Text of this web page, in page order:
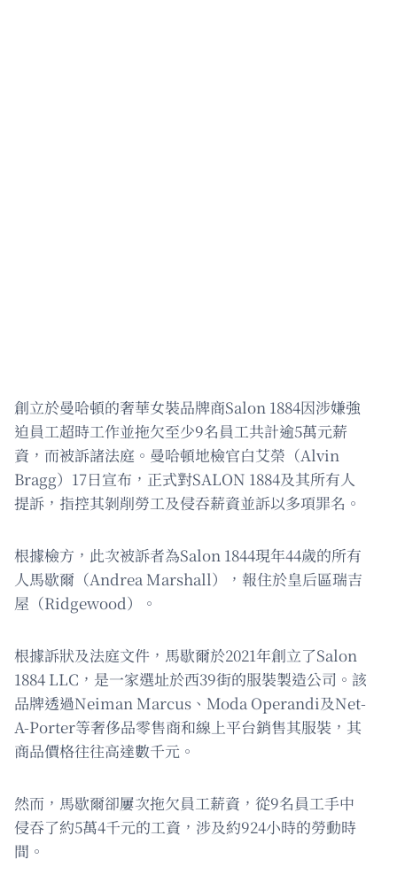
創立於曼哈頓的奢華女裝品牌商Salon 1884因涉嫌強
迫員工超時工作並拖欠至少9名員工共計逾5萬元薪
資，而被訴諸法庭。曼哈頓地檢官白艾榮（Alvin
Bragg）17日宣布，正式對SALON 1884及其所有人
提訴，指控其剝削勞工及侵吞薪資並訴以多項罪名。
根據檢方，此次被訴者為Salon 1844現年44歲的所有
人馬歇爾（Andrea Marshall），報住於皇后區瑞吉
屋（Ridgewood）。
根據訴狀及法庭文件，馬歇爾於2021年創立了Salon
1884 LLC，是一家選址於西39街的服裝製造公司。該
品牌透過Neiman Marcus、Moda Operandi及Net-
A-Porter等奢侈品零售商和線上平台銷售其服裝，其
商品價格往往高達數千元。
然而，馬歇爾卻屢次拖欠員工薪資，從9名員工手中
侵吞了約5萬4千元的工資，涉及約924小時的勞動時
間。